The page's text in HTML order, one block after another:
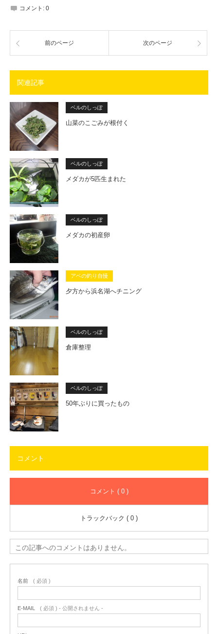
コメント: 0
前のページ 次のページ
関連記事
ベルのしっぽ
山菜のこごみが根付く
ベルのしっぽ
メダカが5匹生まれた
ベルのしっぽ
メダカの初産卵
アベの釣り自慢
夕方から浜名湖へチニング
ベルのしっぽ
倉庫整理
ベルのしっぽ
50年ぶりに買ったもの
コメント
コメント ( 0 )
トラックバック ( 0 )
この記事へのコメントはありません。
名前 ( 必須 )
E-MAIL ( 必須 ) - 公開されません -